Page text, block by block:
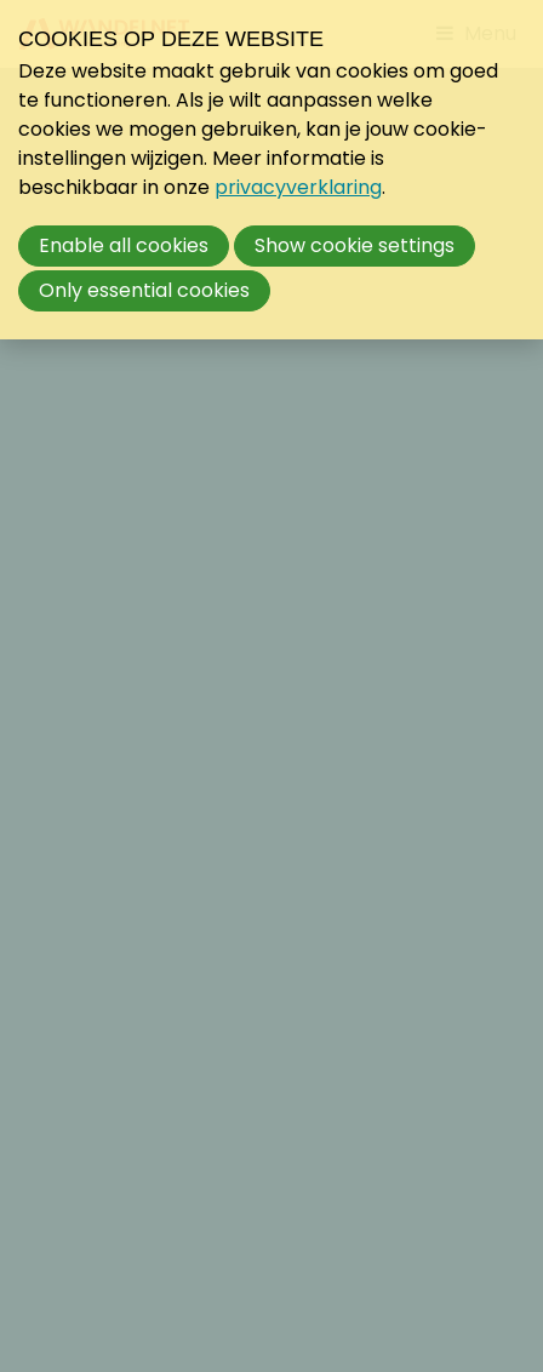
to
COOKIES OP DEZE WEBSITE
Deze website maakt gebruik van cookies om goed
te functioneren. Als je wilt aanpassen welke
cookies we mogen gebruiken, kan je jouw cookie-
instellingen wijzigen. Meer informatie is
beschikbaar in onze privacyverklaring.
Enable all cookies
Show cookie settings
Only essential cookies